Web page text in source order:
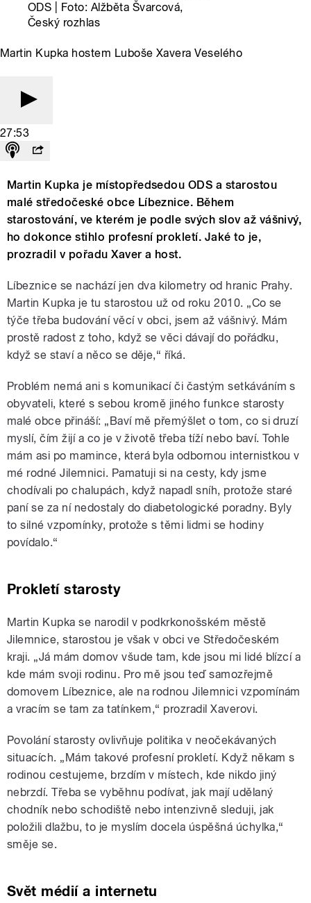
ODS | Foto: Alžběta Švarcová,
Český rozhlas
Martin Kupka hostem Luboše Xavera Veselého
27:53
Martin Kupka je místopředsedou ODS a starostou
malé středočeské obce Líbeznice. Během
starostování, ve kterém je podle svých slov až vášnivý,
ho dokonce stihlo profesní prokletí. Jaké to je,
prozradil v pořadu Xaver a host.
Líbeznice se nachází jen dva kilometry od hranic Prahy.
Martin Kupka je tu starostou už od roku 2010. „Co se
týče třeba budování věcí v obci, jsem až vášnivý. Mám
prostě radost z toho, když se věci dávají do pořádku,
když se staví a něco se děje,“ říká.
Problém nemá ani s komunikací či častým setkáváním s
obyvateli, které s sebou kromě jiného funkce starosty
malé obce přináší: „Baví mě přemýšlet o tom, co si druzí
myslí, čím žijí a co je v životě třeba tíží nebo baví. Tohle
mám asi po mamince, která byla odbornou internistkou v
mé rodné Jilemnici. Pamatuji si na cesty, kdy jsme
chodívali po chalupách, když napadl sníh, protože staré
paní se za ní nedostaly do diabetologické poradny. Byly
to silné vzpomínky, protože s těmi lidmi se hodiny
povídalo.“
Prokletí starosty
Martin Kupka se narodil v podkrkonošském městě
Jilemnice, starostou je však v obci ve Středočeském
kraji. „Já mám domov všude tam, kde jsou mi lidé blízcí a
kde mám svoji rodinu. Pro mě jsou teď samozřejmě
domovem Líbeznice, ale na rodnou Jilemnici vzpomínám
a vracím se tam za tatínkem,“ prozradil Xaverovi.
Povolání starosty ovlivňuje politika v neočekávaných
situacích. „Mám takové profesní prokletí. Když někam s
rodinou cestujeme, brzdím v místech, kde nikdo jiný
nebrzdí. Třeba se vyběhnu podívat, jak mají udělaný
chodník nebo schodiště nebo intenzivně sleduji, jak
položili dlažbu, to je myslím docela úspěšná úchylka,“
směje se.
Svět médií a internetu